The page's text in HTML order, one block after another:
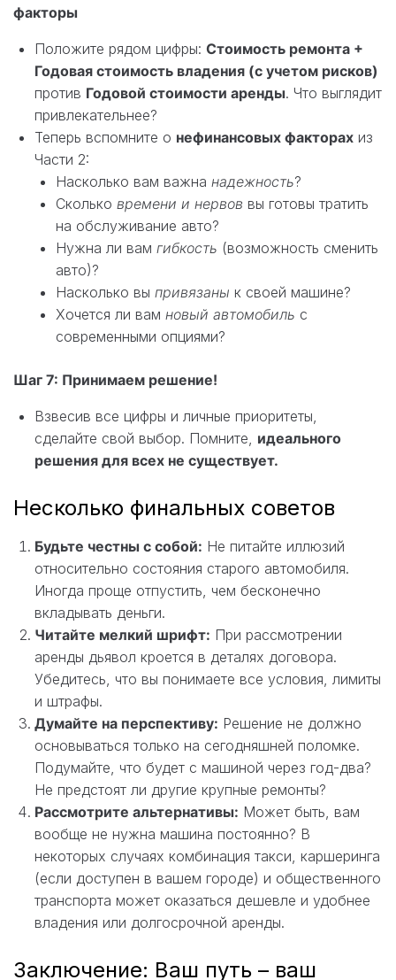
факторы
Положите рядом цифры: Стоимость ремонта +
Годовая стоимость владения (с учетом рисков)
против Годовой стоимости аренды. Что выглядит
привлекательнее?
Теперь вспомните о нефинансовых факторах из
Части 2:
Насколько вам важна надежность?
Сколько времени и нервов вы готовы тратить
на обслуживание авто?
Нужна ли вам гибкость (возможность сменить
авто)?
Насколько вы привязаны к своей машине?
Хочется ли вам новый автомобиль с
современными опциями?
Шаг 7: Принимаем решение!
Взвесив все цифры и личные приоритеты,
сделайте свой выбор. Помните, идеального
решения для всех не существует.
Несколько финальных советов
Будьте честны с собой: Не питайте иллюзий
относительно состояния старого автомобиля.
Иногда проще отпустить, чем бесконечно
вкладывать деньги.
Читайте мелкий шрифт: При рассмотрении
аренды дьявол кроется в деталях договора.
Убедитесь, что вы понимаете все условия, лимиты
и штрафы.
Думайте на перспективу: Решение не должно
основываться только на сегодняшней поломке.
Подумайте, что будет с машиной через год-два?
Не предстоят ли другие крупные ремонты?
Рассмотрите альтернативы: Может быть, вам
вообще не нужна машина постоянно? В
некоторых случаях комбинация такси, каршеринга
(если доступен в вашем городе) и общественного
транспорта может оказаться дешевле и удобнее
владения или долгосрочной аренды.
Заключение: Ваш путь – ваш